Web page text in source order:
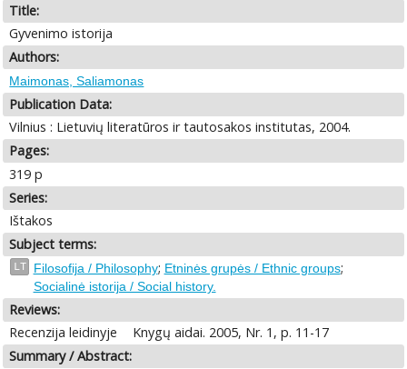
Title:
Gyvenimo istorija
Authors:
Maimonas, Saliamonas
Publication Data:
Vilnius : Lietuvių literatūros ir tautosakos institutas, 2004.
Pages:
319 p
Series:
Ištakos
Subject terms:
LT Filosofija / Philosophy; Etninės grupės / Ethnic groups;
Socialinė istorija / Social history.
Reviews:
Recenzija leidinyje
Knygų aidai. 2005, Nr. 1, p. 11-17
Summary / Abstract: